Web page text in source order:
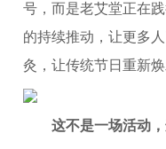
号，而是老艾堂正在
的持续推动，让更多
灸，让传统节日重新焕
这不是一场活动